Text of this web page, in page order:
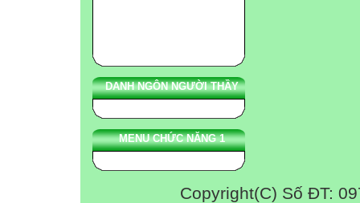
DANH NGÔN NGƯỜI THẦY
MENU CHỨC NĂNG 1
Copyright(C) Số ĐT: